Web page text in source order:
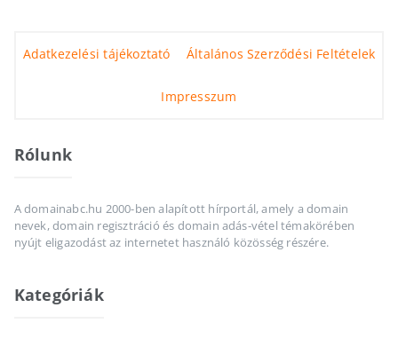
Adatkezelési tájékoztató Általános Szerződési Feltételek
Impresszum
Rólunk
A domainabc.hu 2000-ben alapított hírportál, amely a domain
nevek, domain regisztráció és domain adás-vétel témakörében
nyújt eligazodást az internetet használó közösség részére.
Kategóriák